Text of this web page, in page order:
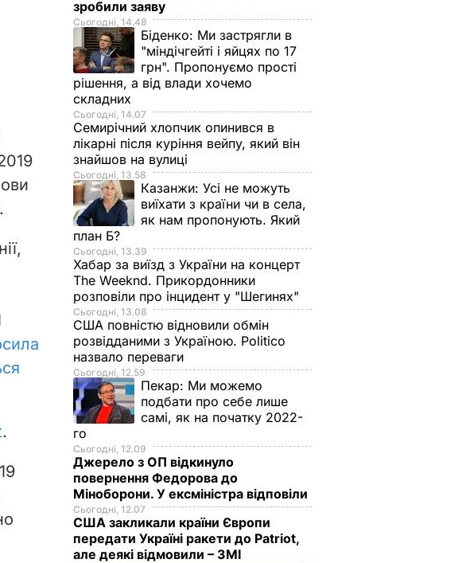
.
зробили заяву
Сьогодні, 14.48
Біденко: Ми застрягли в
"міндічгейті і яйцях по 17
грн". Пропонуємо прості
рішення, а від влади хочемо
складних
Сьогодні, 14.07
Семирічний хлопчик опинився в
лікарні після куріння вейпу, який він
знайшов на вулиці
Сьогодні, 13.58
Казанжи: Усі не можуть
виїхати з країни чи в села,
як нам пропонують. Який
план Б?
Сьогодні, 13.39
Хабар за виїзд з України на концерт
The Weeknd. Прикордонники
розповіли про інцидент у "Шегинях"
Сьогодні, 13.08
США повністю відновили обмін
розвідданими з Україною. Politico
назвало переваги
Сьогодні, 12.59
Пекар: Ми можемо
подбати про себе лише
самі, як на початку 2022-
го
Сьогодні, 12.09
Джерело з ОП відкинуло
повернення Федорова до
Міноборони. У ексміністра відповіли
Сьогодні, 12.07
США закликали країни Європи
передати Україні ракети до Patriot,
але деякі відмовили – ЗМІ